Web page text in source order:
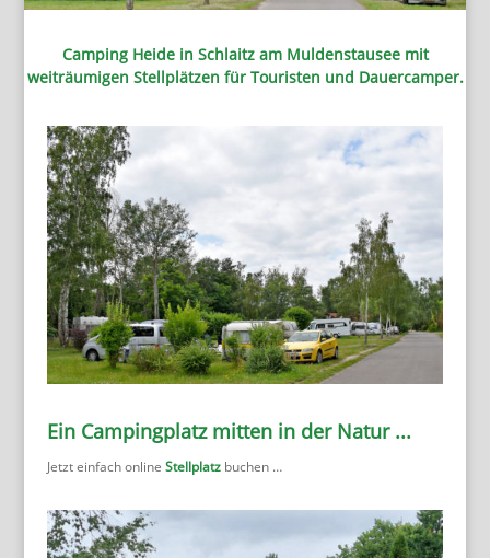
Camping Heide in Schlaitz am Muldenstausee mit
weiträumigen Stellplätzen für Touristen und Dauercamper.
Ein Campingplatz mitten in der Natur ...
Jetzt einfach online Stellplatz buchen …